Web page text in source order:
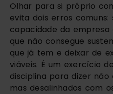
Olhar para si próprio
evita dois erros comuns:
capacidade da
que não consegue
que já tem e deixar de
viáveis. É um exercício
disciplina para dizer não
mas desalinhados com